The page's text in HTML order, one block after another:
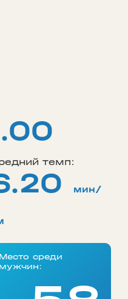
темп:
мин/
Место среди
мужчин: